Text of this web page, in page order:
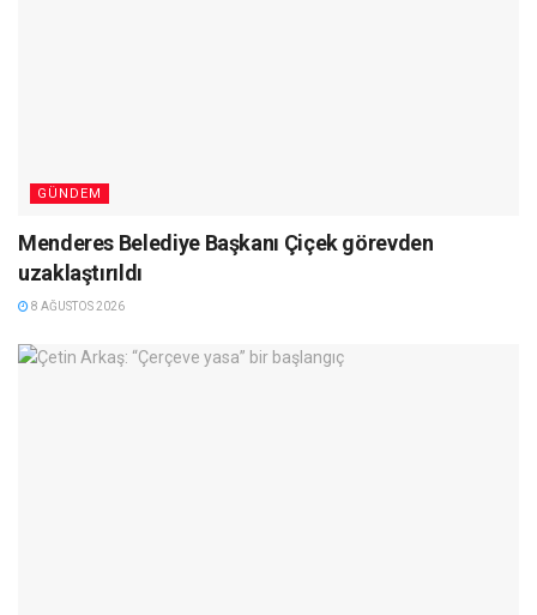
GÜNDEM
Menderes Belediye Başkanı Çiçek görevden
uzaklaştırıldı
8 AĞUSTOS 2026